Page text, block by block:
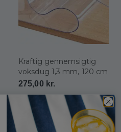
Kraftig gennemsigtig
voksdug 1,3 mm, 120 cm
275,00 kr.